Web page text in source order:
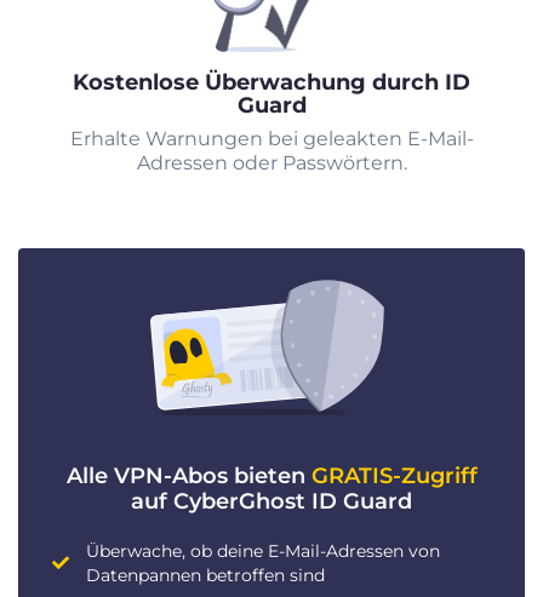
Kostenlose Überwachung durch ID
Guard
Erhalte Warnungen bei geleakten E-Mail-
Adressen oder Passwörtern.
Alle VPN-Abos bieten GRATIS-Zugriff
auf CyberGhost ID Guard
Überwache, ob deine E-Mail-Adressen von
Datenpannen betroffen sind